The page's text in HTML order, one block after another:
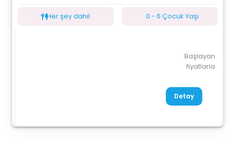
Her şey dahil 0 - 6 Çocuk Yaşı
Başlayan
fiyatlarla
Detay